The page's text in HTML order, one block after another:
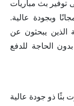
بث مباريات
وبجودة عالية.
الذين يبحثون عن
الحاجة للدفع
بثًا ذو جودة عالية